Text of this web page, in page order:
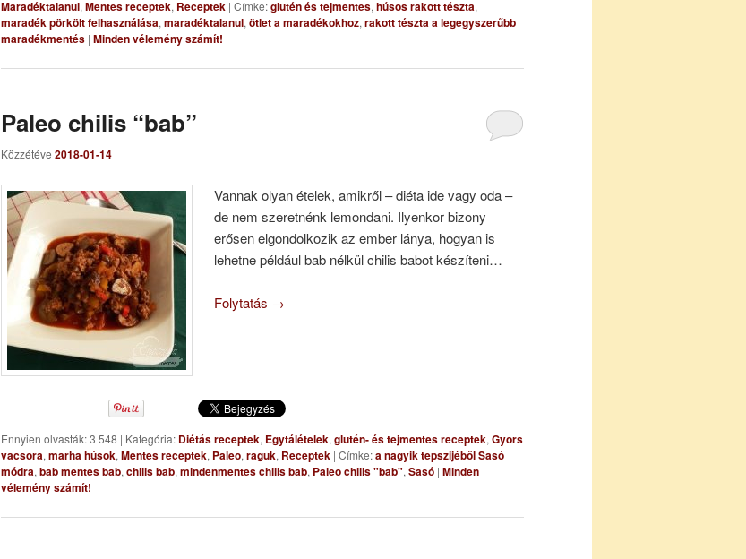
Maradéktalanul, Mentes receptek, Receptek | Címke:glutén és tejmentes, húsos rakott tészta,
maradék pörkölt felhasználása, maradéktalanul, ötlet a maradékokhoz, rakott tészta a legegyszerűbb
maradékmentés | Minden vélemény számít!
Paleo chilis “bab”
Közzétéve 2018-01-14
Vannak olyan ételek, amikről – diéta ide vagy oda –
de nem szeretnénk lemondani. Ilyenkor bizony
erősen elgondolkozik az ember lánya, hogyan is
lehetne például bab nélkül chilis babot készíteni…
Folytatás →
Ennyien olvasták: 3 548 | Kategória: Diétás receptek, Egytálételek, glutén- és tejmentes receptek, Gyors
vacsora, marha húsok, Mentes receptek, Paleo, raguk, Receptek | Címke:a nagyik tepszijéből Sasó
módra, bab mentes bab, chilis bab, mindenmentes chilis bab, Paleo chilis "bab", Sasó | Minden
vélemény számít!